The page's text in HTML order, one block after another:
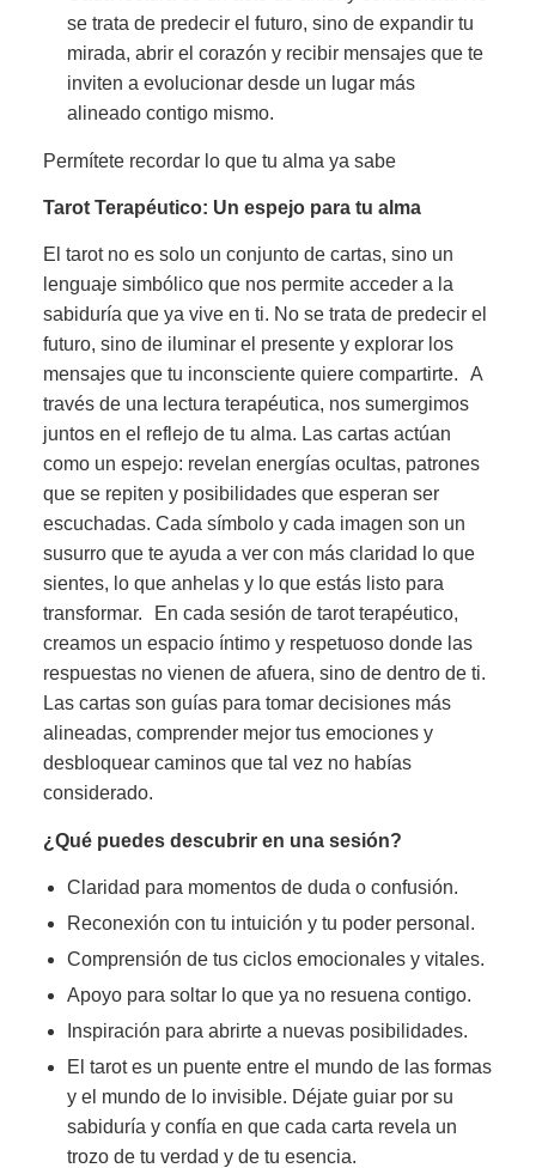
se trata de predecir el futuro, sino de expandir tu
mirada, abrir el corazón y recibir mensajes que te
inviten a evolucionar desde un lugar más
alineado contigo mismo.
Permítete recordar lo que tu alma ya sabe
Tarot Terapéutico: Un espejo para tu alma
El tarot no es solo un conjunto de cartas, sino un
lenguaje simbólico que nos permite acceder a la
sabiduría que ya vive en ti. No se trata de predecir el
futuro, sino de iluminar el presente y explorar los
mensajes que tu inconsciente quiere compartirte. A
través de una lectura terapéutica, nos sumergimos
juntos en el reflejo de tu alma. Las cartas actúan
como un espejo: revelan energías ocultas, patrones
que se repiten y posibilidades que esperan ser
escuchadas. Cada símbolo y cada imagen son un
susurro que te ayuda a ver con más claridad lo que
sientes, lo que anhelas y lo que estás listo para
transformar. En cada sesión de tarot terapéutico,
creamos un espacio íntimo y respetuoso donde las
respuestas no vienen de afuera, sino de dentro de ti.
Las cartas son guías para tomar decisiones más
alineadas, comprender mejor tus emociones y
desbloquear caminos que tal vez no habías
considerado.
¿Qué puedes descubrir en una sesión?
Claridad para momentos de duda o confusión.
Reconexión con tu intuición y tu poder personal.
Comprensión de tus ciclos emocionales y vitales.
Apoyo para soltar lo que ya no resuena contigo.
Inspiración para abrirte a nuevas posibilidades.
El tarot es un puente entre el mundo de las formas
y el mundo de lo invisible. Déjate guiar por su
sabiduría y confía en que cada carta revela un
trozo de tu verdad y de tu esencia.